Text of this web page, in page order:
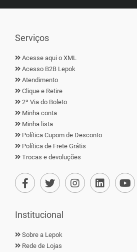
Serviços
Acesse aqui o XML
Acesso B2B Lepok
Atendimento
Clique e Retire
2ª Via do Boleto
Minha conta
Minha lista
Política Cupom de Desconto
Política de Frete Grátis
Trocas e devoluções
Institucional
Sobre a Lepok
Rede de Lojas